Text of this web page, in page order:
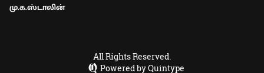
மு.க.ஸ்டாலின்
All Rights Reserved.
Powered by Quintype